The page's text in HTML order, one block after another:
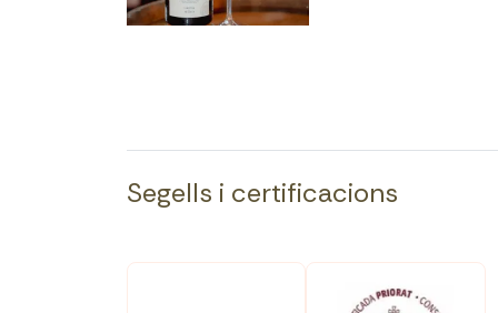
Segells i certificacions